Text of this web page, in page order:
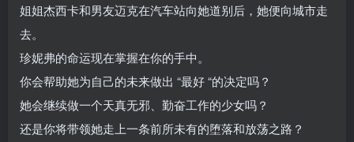
姐姐杰西卡和男友迈克在汽车站向她道别后，她便向城市走
去。
珍妮弗的命运现在掌握在你的手中。
你会帮助她为自己的未来做出 “最好 “的决定吗？
她会继续做一个天真无邪、勤奋工作的少女吗？
还是你将带领她走上一条前所未有的堕落和放荡之路？